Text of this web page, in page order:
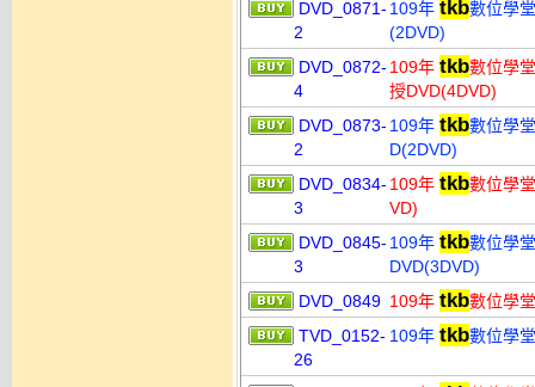
DVD_0871-
2
109年 tkb數位學
(2DVD)
DVD_0872-
4
109年 tkb數位學
授DVD(4DVD)
DVD_0873-
2
109年 tkb數位學
D(2DVD)
DVD_0834-
3
109年 tkb數位學
VD)
DVD_0845-
3
109年 tkb數位學
DVD(3DVD)
DVD_0849 109年 tkb數位學
TVD_0152-
26
109年 tkb數位學